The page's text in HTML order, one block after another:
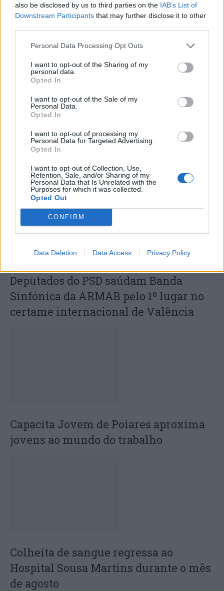
also be disclosed by us to third parties on the IAB’s List of
Downstream Participants that may further disclose it to other
Personal Data Processing Opt Outs
I want to opt-out of the Sharing of my
personal data.
Opted In
I want to opt-out of the Sale of my
Personal Data.
Opted In
I want to opt-out of processing my
Personal Data for Targeted Advertising.
Opted In
I want to opt-out of Collection, Use,
Retention, Sale, and/or Sharing of my
Personal Data that Is Unrelated with the
Purposes for which it was collected.
Opted Out
CONFIRM
Data Deletion Data Access Privacy Policy
Artigo anterior
Cemitério português de
Património Mundial
Próximo artigo
MozART, Fado Bicha e
ARTIGOS RELACIONADOSMAIS DO AUTOR
Deputados do PSD saúdam Banda
Sinfónica da ARMAB pelo 1º lugar no
certame internacional de Valência
Capacita Jovem de Poiares aproxima
jovens ao mundo do trabalho
Colheita de sangue regressa ao
Hospital Sousa Martins durante o mês
de agosto